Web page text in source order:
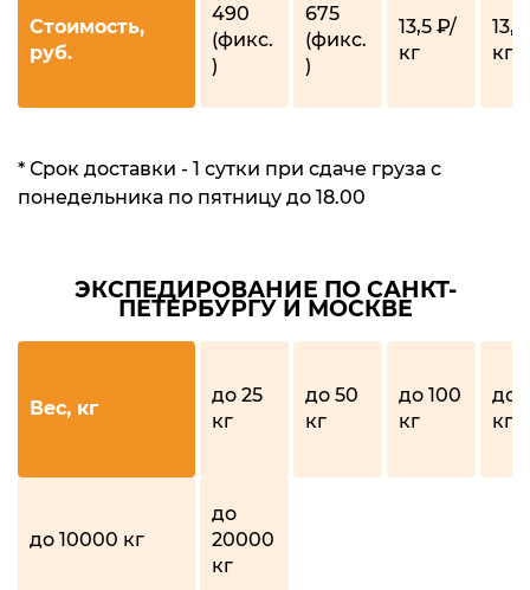
Стоимость,
руб.
490
(фикс.
)
675
(фикс.
)
13,5 ₽/
кг
кг
* Срок доставки - 1 сутки при сдаче груза с
понедельника по пятницу до 18.00
ЭКСПЕДИРОВАНИЕ ПО САНКТ-
ПЕТЕРБУРГУ И МОСКВЕ
Вес, кг
до 25
кг
до 50
кг
до 100
кг
до
кг
до 10000 кг
до
20000
кг